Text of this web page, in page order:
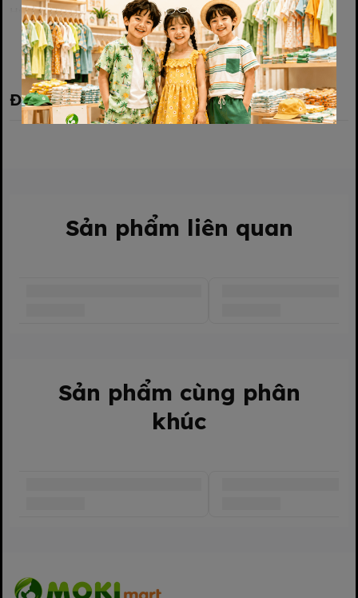
Hướng dẫn bảo quản: Bảo quản ở nơi khô ráo, thoáng mát,
tránh ánh nắng trực tiếp.
Xem thêm
Đánh giá sản phẩm
Sản phẩm liên quan
Sản phẩm cùng phân
khúc